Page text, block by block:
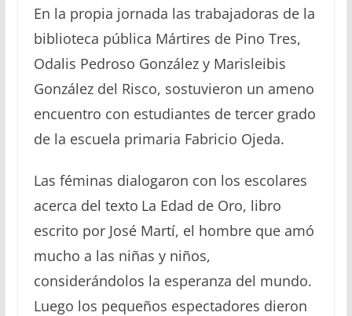
En la propia jornada las trabajadoras de la
biblioteca pública Mártires de Pino Tres,
Odalis Pedroso González y Marisleibis
González del Risco, sostuvieron un ameno
encuentro con estudiantes de tercer grado
de la escuela primaria Fabricio Ojeda.
Las féminas dialogaron con los escolares
acerca del texto La Edad de Oro, libro
escrito por José Martí, el hombre que amó
mucho a las niñas y niños,
considerándolos la esperanza del mundo.
Luego los pequeños espectadores dieron